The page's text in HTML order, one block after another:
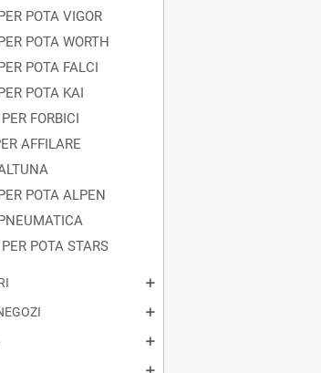
POTA VIGOR
POTA WORTH
POTA FALCI
POTA KAI
FORBICI
AFFILARE
POTA ALPEN
POTA STARS